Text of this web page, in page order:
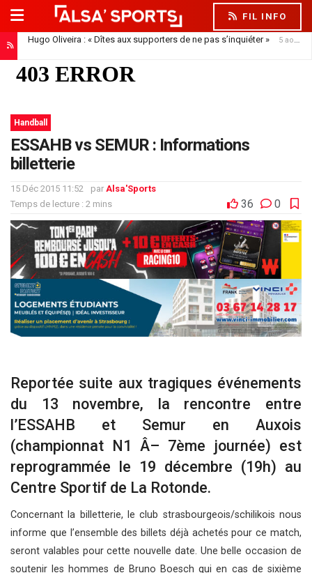
FIL INFO
Hugo Oliveira : « Dîtes aux supporters de ne pas s’inquiéter » 5 août 2026
Handball
ESSAHB vs SEMUR : Informations
billetterie
15 Déc 2015 11:52 par Alsa'Sports
Temps de lecture : 2 mins
36 0
Reportée suite aux tragiques événements
du 13 novembre, la rencontre entre
l’ESSAHB et Semur en Auxois
(championnat N1 Â– 7ème journée) est
reprogrammée le 19 décembre (19h) au
Centre Sportif de La Rotonde.
Concernant la billetterie, le club strasbourgeois/schilikois nous
informe que l’ensemble des billets déjà achetés pour ce match,
seront valables pour cette nouvelle date. Une belle occasion de
soutenir les hommes de Bruno Boesch qui en cas de sixième